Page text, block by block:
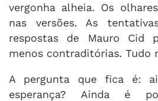
vergonha alheia. Os
nas versões. As
respostas de Mauro Cid
menos contraditórias. Tudo
A pergunta que fica é:
esperança? Ainda é